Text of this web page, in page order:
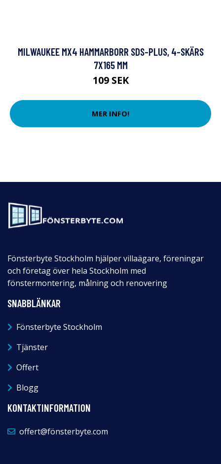
MILWAUKEE MX4 HAMMARBORR SDS-PLUS, 4-SKÄRS
7X165 MM
109 SEK
MER INFO!
Fönsterbyte Stockholm hjälper villaägare, föreningar
och företag över hela Stockholm med
fönstermontering, målning och renovering
SNABBLÄNKAR
Fönsterbyte Stockholm
Tjänster
Offert
Blogg
KONTAKTINFORMATION
offert@fönsterbyte.com